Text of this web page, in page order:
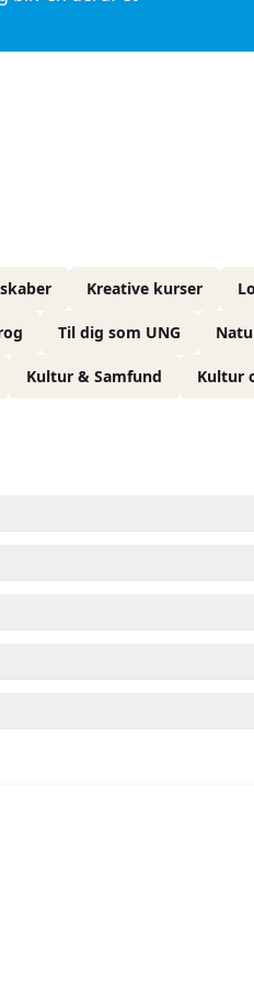
Kreative kurser
Til dig som UNG
Kultur & Samfund Kultur